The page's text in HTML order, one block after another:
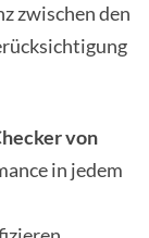
zwischen den
von
in jedem